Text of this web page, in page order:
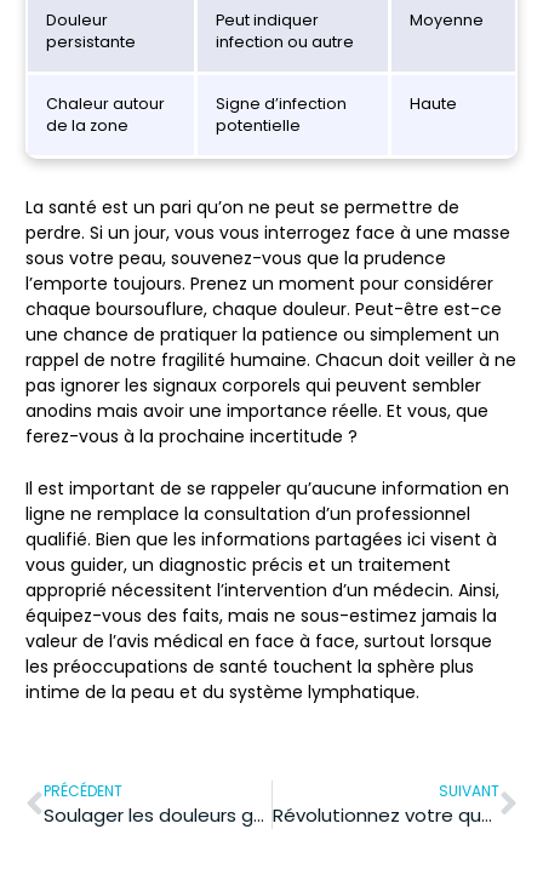
Douleur
persistante
Peut indiquer
infection ou autre
Moyenne
Chaleur autour
de la zone
Signe d’infection
potentielle
Haute
La santé est un pari qu’on ne peut se permettre de
perdre. Si un jour, vous vous interrogez face à une masse
sous votre peau, souvenez-vous que la prudence
l’emporte toujours. Prenez un moment pour considérer
chaque boursouflure, chaque douleur. Peut-être est-ce
une chance de pratiquer la patience ou simplement un
rappel de notre fragilité humaine. Chacun doit veiller à ne
pas ignorer les signaux corporels qui peuvent sembler
anodins mais avoir une importance réelle. Et vous, que
ferez-vous à la prochaine incertitude ?
Il est important de se rappeler qu’aucune information en
ligne ne remplace la consultation d’un professionnel
qualifié. Bien que les informations partagées ici visent à
vous guider, un diagnostic précis et un traitement
approprié nécessitent l’intervention d’un médecin. Ainsi,
équipez-vous des faits, mais ne sous-estimez jamais la
valeur de l’avis médical en face à face, surtout lorsque
les préoccupations de santé touchent la sphère plus
intime de la peau et du système lymphatique.
PRÉCÉDENT
Soulager les douleurs gastriques : solutions efficaces pour l’hernie hiatale
SUIVANT
Révolutionnez votre quotidien avec l’approche holistique d’atdn santé